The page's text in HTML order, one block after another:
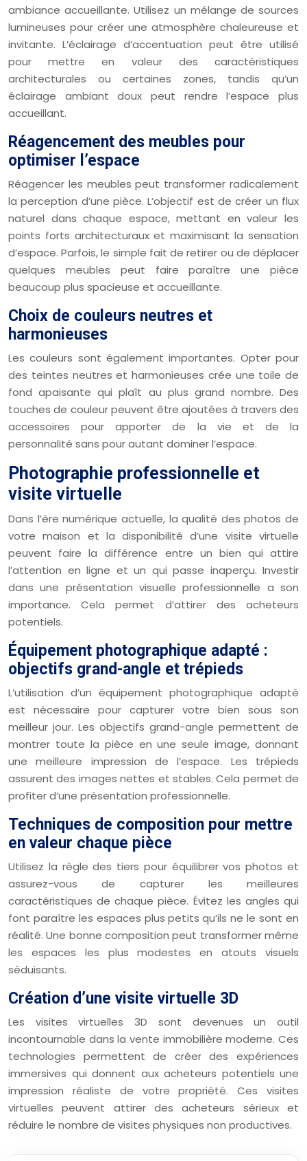
ambiance accueillante. Utilisez un mélange de sources
lumineuses pour créer une atmosphère chaleureuse et
invitante. L’éclairage d’accentuation peut être utilisé
pour mettre en valeur des caractéristiques
architecturales ou certaines zones, tandis qu’un
éclairage ambiant doux peut rendre l’espace plus
accueillant.
Réagencement des meubles pour
optimiser l’espace
Réagencer les meubles peut transformer radicalement
la perception d’une pièce. L’objectif est de créer un flux
naturel dans chaque espace, mettant en valeur les
points forts architecturaux et maximisant la sensation
d’espace. Parfois, le simple fait de retirer ou de déplacer
quelques meubles peut faire paraître une pièce
beaucoup plus spacieuse et accueillante.
Choix de couleurs neutres et
harmonieuses
Les couleurs sont également importantes. Opter pour
des teintes neutres et harmonieuses crée une toile de
fond apaisante qui plaît au plus grand nombre. Des
touches de couleur peuvent être ajoutées à travers des
accessoires pour apporter de la vie et de la
personnalité sans pour autant dominer l’espace.
Photographie professionnelle et
visite virtuelle
Dans l’ère numérique actuelle, la qualité des photos de
votre maison et la disponibilité d’une visite virtuelle
peuvent faire la différence entre un bien qui attire
l’attention en ligne et un qui passe inaperçu. Investir
dans une présentation visuelle professionnelle a son
importance. Cela permet d’attirer des acheteurs
potentiels.
Équipement photographique adapté :
objectifs grand-angle et trépieds
L’utilisation d’un équipement photographique adapté
est nécessaire pour capturer votre bien sous son
meilleur jour. Les objectifs grand-angle permettent de
montrer toute la pièce en une seule image, donnant
une meilleure impression de l’espace. Les trépieds
assurent des images nettes et stables. Cela permet de
profiter d’une présentation professionnelle.
Techniques de composition pour mettre
en valeur chaque pièce
Utilisez la règle des tiers pour équilibrer vos photos et
assurez-vous de capturer les meilleures
caractéristiques de chaque pièce. Évitez les angles qui
font paraître les espaces plus petits qu’ils ne le sont en
réalité. Une bonne composition peut transformer même
les espaces les plus modestes en atouts visuels
séduisants.
Création d’une visite virtuelle 3D
Les visites virtuelles 3D sont devenues un outil
incontournable dans la vente immobilière moderne. Ces
technologies permettent de créer des expériences
immersives qui donnent aux acheteurs potentiels une
impression réaliste de votre propriété. Ces visites
virtuelles peuvent attirer des acheteurs sérieux et
réduire le nombre de visites physiques non productives.